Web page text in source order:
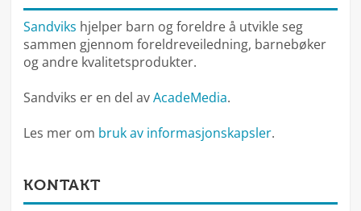
Sandviks hjelper barn og foreldre å utvikle seg
sammen gjennom foreldreveiledning, barnebøker
og andre kvalitetsprodukter.
Sandviks er en del avAcadeMedia.
Les mer om bruk av informasjonskapsler.
KONTAKT